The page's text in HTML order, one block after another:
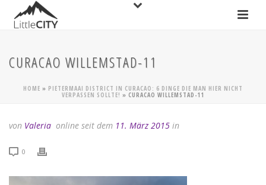
CURACAO WILLEMSTAD-11
HOME » PIETERMAAI DISTRICT IN CURACAO: 6 DINGE DIE MAN HIER NICHT
VERPASSEN SOLLTE! » CURACAO WILLEMSTAD-11
von Valeria online seit dem 11. März 2015 in
0